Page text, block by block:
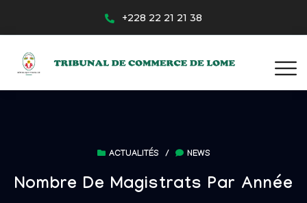
+228 22 21 21 38
ACTUALITÉS / NEWS
Nombre De Magistrats Par Année